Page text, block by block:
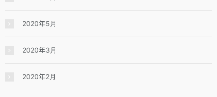
2020年5月
2020年3月
2020年2月